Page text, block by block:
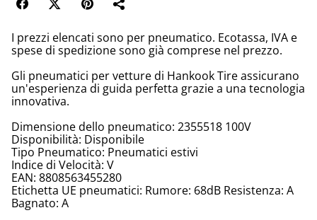
I prezzi elencati sono per pneumatico. Ecotassa, IVA e
spese di spedizione sono già comprese nel prezzo.
Gli pneumatici per vetture di Hankook Tire assicurano
un'esperienza di guida perfetta grazie a una tecnologia
innovativa.
Dimensione dello pneumatico: 2355518 100V
Disponibilità: Disponibile
Tipo Pneumatico: Pneumatici estivi
Indice di Velocità: V
EAN: 8808563455280
Etichetta UE pneumatici: Rumore: 68dB Resistenza: A
Bagnato: A